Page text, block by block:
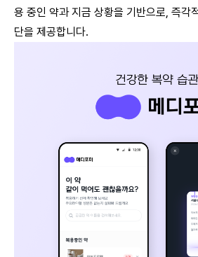
용 중인 약과 지금 상황을 기반으로, 즉각
단을 제공합니다.